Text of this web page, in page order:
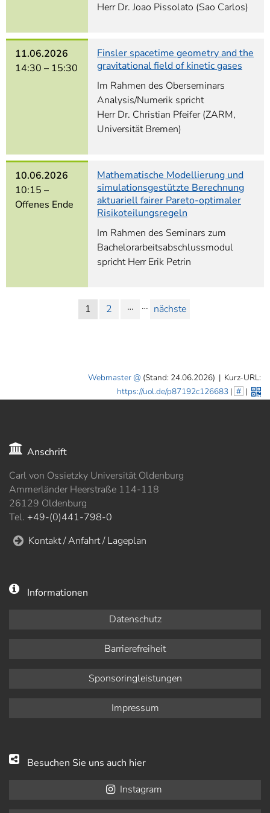
Herr Dr. Joao Pissolato (Sao Carlos)
11.06.2026
14:30 – 15:30
Finsler spacetime geometry and the
gravitational field of kinetic gases
Im Rahmen des Oberseminars
Analysis/Numerik spricht
Herr Dr. Christian Pfeifer (ZARM,
Universität Bremen)
10.06.2026
10:15 –
Offenes Ende
Mathematische Modellierung und
simulationsgestützte Berechnung
aktuariell fairer Pareto-optimaler
Risikoteilungsregeln
Im Rahmen des Seminars zum
Bachelorarbeitsabschlussmodul
spricht Herr Erik Petrin
1 2 … … nächste
Webmaster (Stand: 24.06.2026) | Kurz-URL:
https://uol.de/p87192c126683 | # |
Anschrift
Carl von Ossietzky Universität Oldenburg
Ammerländer Heerstraße 114-118
26129 Oldenburg
Tel. +49-(0)441-798-0
Kontakt / Anfahrt / Lageplan
Informationen
Datenschutz
Barrierefreiheit
Sponsoringleistungen
Impressum
Besuchen Sie uns auch hier
Instagram